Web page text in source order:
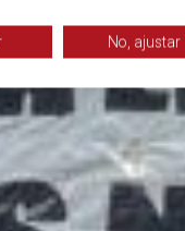
No, ajustar